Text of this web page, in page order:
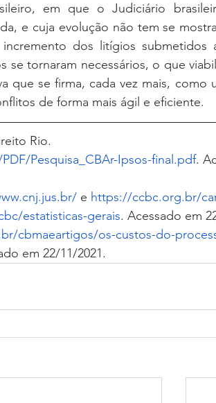
em que o Judiciário
e cuja evolução não tem se
dos litígios submetidos
se tornaram necessários, o que
que se firma, cada vez mais, como
de forma mais ágil e eficiente.
Rio.
Pesquisa_CBAr-Ipsos-final.pdf.
e https://ccbc.org.br/
estatisticas-gerais. Acessado em
cbmaeartigos/os-custos-do-
em 22/11/2021.